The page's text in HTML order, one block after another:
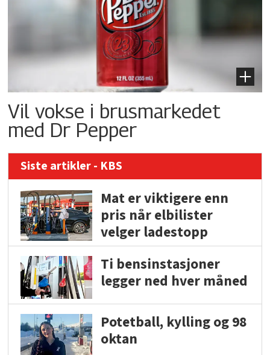
Vil vokse i brusmarkedet
med Dr Pepper
Siste artikler - KBS
Mat er viktigere enn
pris når elbilister
velger ladestopp
Ti bensinstasjoner
legger ned hver måned
Potetball, kylling og 98
oktan